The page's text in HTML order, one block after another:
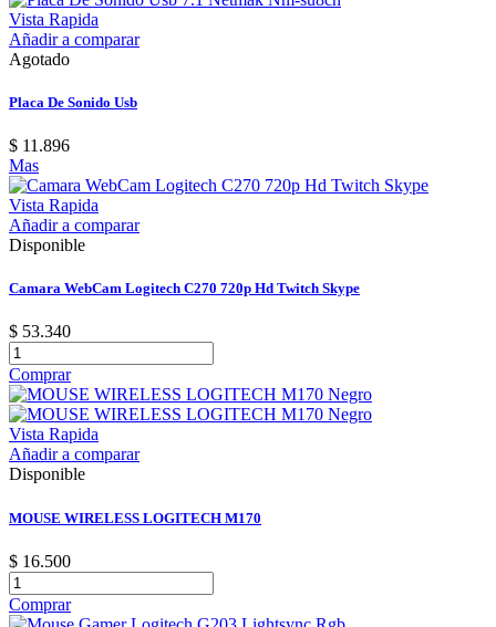
Vista Rapida
Añadir a comparar
Agotado
Placa De Sonido Usb
$ 11.896
Mas
Vista Rapida
Añadir a comparar
Disponible
Camara WebCam Logitech C270 720p Hd Twitch Skype
$ 53.340
Comprar
Vista Rapida
Añadir a comparar
Disponible
MOUSE WIRELESS LOGITECH M170
$ 16.500
Comprar